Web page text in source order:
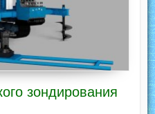
зондирования